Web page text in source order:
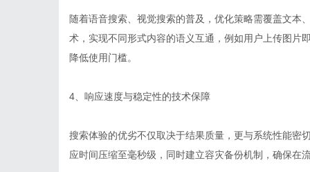
随着语音搜索、视觉搜索的普及，优化策略需覆盖文本
术，实现不同形式内容的语义互通，例如用户上传图片
降低使用门槛。
4、响应速度与稳定性的技术保障
搜索体验的优劣不仅取决于结果质量，更与系统性能密
应时间压缩至毫秒级，同时建立容灾备份机制，确保在